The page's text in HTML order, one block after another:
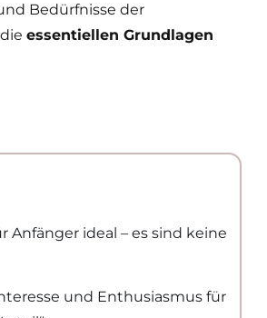
Bedürfnisse der
essentiellen Grundlagen
Anfänger ideal – es sind keine
und Enthusiasmus für